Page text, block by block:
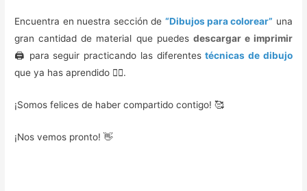
Encuentra en nuestra sección de “Dibujos para colorear” una
gran cantidad de material que puedes descargar e imprimir
🖨️ para seguir practicando las diferentestécnicas de dibujo
que ya has aprendido ✍🏼.
¡Somos felices de haber compartido contigo! 🥰️
¡Nos vemos pronto! 👋